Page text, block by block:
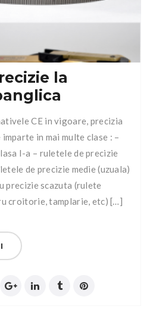
la
CE in vigoare, precizia
in mai multe clase : –
I-a – ruletele de precizie
de precizie medie (uzuala)
precizie scazuta (rulete
croitorie, tamplarie, etc) […]